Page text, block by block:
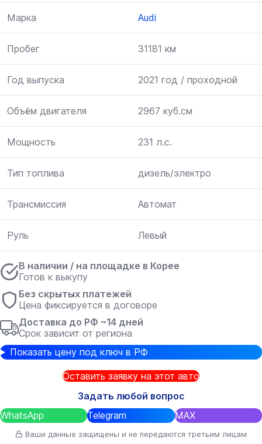
Марка Audi
Пробег 31181 км
Год выпуска 2021 год / проходной
Объём двигателя 2967 куб.см
Мощность 231 л.с.
Тип топлива дизель/электро
Трансмиссия Автомат
Руль Левый
В наличии / на площадке в Корее
Готов к выкупу
Без скрытых платежей
Цена фиксируется в договоре
Доставка до РФ ~14 дней
Срок зависит от региона
Показать цену под ключ в РФ
Оставить заявку на этот авто
Задать любой вопрос
WhatsApp
Telegram MAX
Ваши данные защищены и не передаются третьим лицам